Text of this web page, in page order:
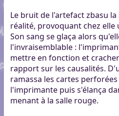
Le bruit de l'artefact zbasu
réalité, provoquant chez
Son sang se glaça alors
l'invraisemblable :
mettre en fonction et
rapport sur les causalités.
ramassa les cartes
l'imprimante puis s'élança
menant à la salle rouge.